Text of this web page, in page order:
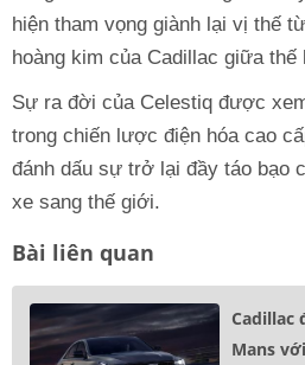
hiện tham vọng giành lại vị thế
hoàng kim của Cadillac giữa thế
Sự ra đời của Celestiq được
trong chiến lược điện hóa cao
đánh dấu sự trở lại đầy táo bạo
xe sang thế giới.
Bài liên quan
Cadillac
Mans